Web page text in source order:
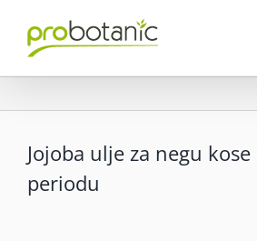
content
Jojoba ulje za negu
periodu